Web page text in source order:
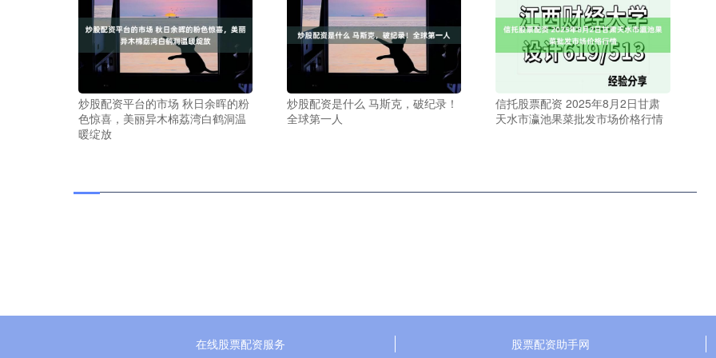
炒股配资平台的市场 秋日余晖的粉
色惊喜，美丽异木棉荔湾白鹤洞温
暖绽放
炒股配资是什么 马斯克，破纪录！
全球第一人
信托股票配资 2025年8月2日甘肃
天水市瀛池果菜批发市场价格行情
在线股票配资服务 股票配资助手网